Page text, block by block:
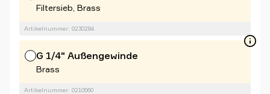
Filtersieb, Brass
Artikelnummer: 0230284
G 1/4" Außengewinde
Brass
Artikelnummer: 0210560